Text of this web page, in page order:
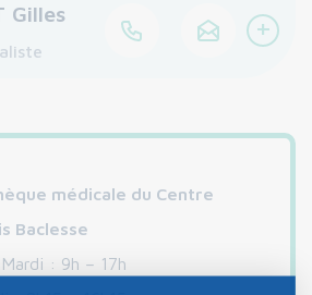
Gilles +
médicale du Centre
Baclesse
: 9h – 17h